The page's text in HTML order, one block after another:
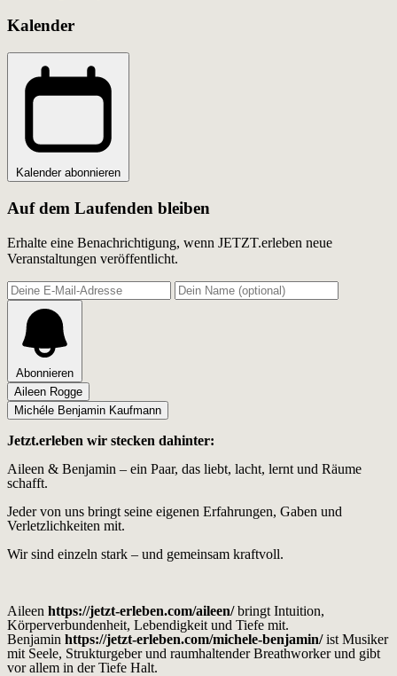
Kalender
Kalender abonnieren
Auf dem Laufenden bleiben
Erhalte eine Benachrichtigung, wenn JETZT.erleben neue
Veranstaltungen veröffentlicht.
Abonnieren
Aileen Rogge
Michéle Benjamin Kaufmann
Jetzt.erleben wir stecken dahinter:
Aileen & Benjamin – ein Paar, das liebt, lacht, lernt und Räume
schafft.
Jeder von uns bringt seine eigenen Erfahrungen, Gaben und
Verletzlichkeiten mit.
Wir sind einzeln stark – und gemeinsam kraftvoll.
Aileen https://jetzt-erleben.com/aileen/bringt Intuition,
Körperverbundenheit, Lebendigkeit und Tiefe mit.
Benjamin https://jetzt-erleben.com/michele-benjamin/ist Musiker
mit Seele, Strukturgeber und raumhaltender Breathworker und gibt
vor allem in der Tiefe Halt.